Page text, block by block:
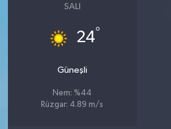
SALI
24°
Güneşli
Nem: %44
Rüzgar: 4.89 m/s